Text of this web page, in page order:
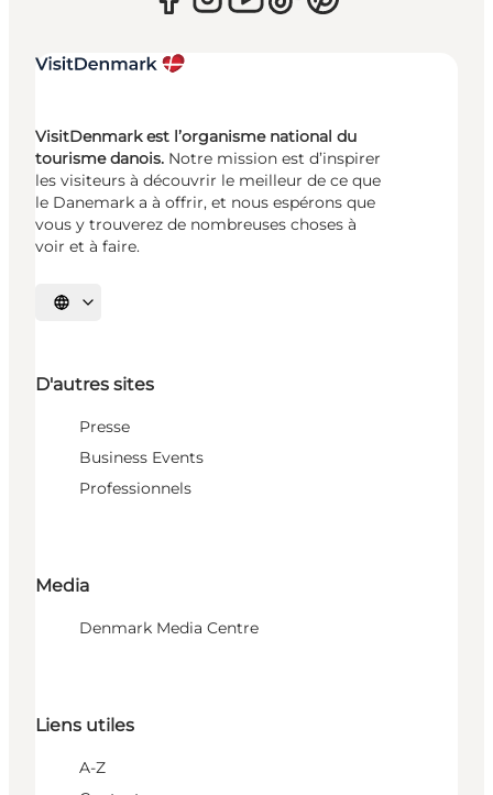
VisitDenmark est l’organisme national du
tourisme danois. Notre mission est d’inspirer
les visiteurs à découvrir le meilleur de ce que
le Danemark a à offrir, et nous espérons que
vous y trouverez de nombreuses choses à
voir et à faire.
Choisissez la langue
D'autres sites
Presse
Business Events
Professionnels
Media
Denmark Media Centre
Liens utiles
A-Z